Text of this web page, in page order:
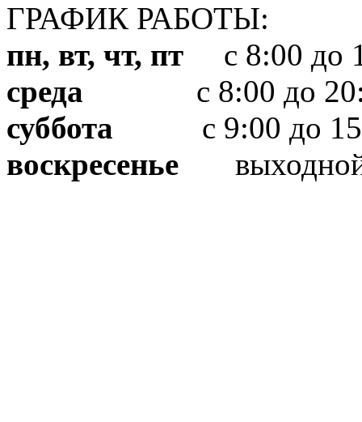
ГРАФИК РАБОТЫ:
пн, вт, чт, пт с 8:00 до
среда с 8:00 до
суббота с 9:00 до
воскресенье